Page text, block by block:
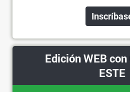
Edición WEB con
ESTE